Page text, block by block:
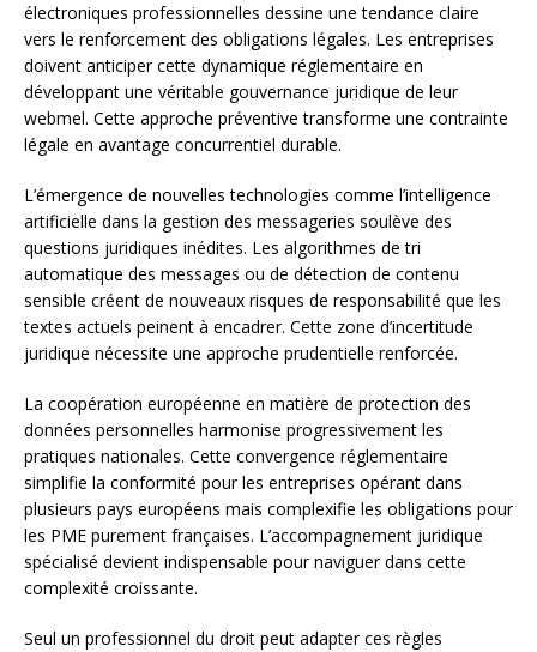
électroniques professionnelles dessine une tendance claire
vers le renforcement des obligations légales. Les entreprises
doivent anticiper cette dynamique réglementaire en
développant une véritable gouvernance juridique de leur
webmel. Cette approche préventive transforme une contrainte
légale en avantage concurrentiel durable.
L’émergence de nouvelles technologies comme l’intelligence
artificielle dans la gestion des messageries soulève des
questions juridiques inédites. Les algorithmes de tri
automatique des messages ou de détection de contenu
sensible créent de nouveaux risques de responsabilité que les
textes actuels peinent à encadrer. Cette zone d’incertitude
juridique nécessite une approche prudentielle renforcée.
La coopération européenne en matière de protection des
données personnelles harmonise progressivement les
pratiques nationales. Cette convergence réglementaire
simplifie la conformité pour les entreprises opérant dans
plusieurs pays européens mais complexifie les obligations pour
les PME purement françaises. L’accompagnement juridique
spécialisé devient indispensable pour naviguer dans cette
complexité croissante.
Seul un professionnel du droit peut adapter ces règles